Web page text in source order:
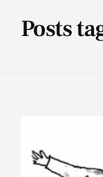
Posts